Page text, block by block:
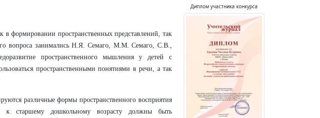
формировании пространственных представлений, так
вопроса занимались Н.Я. Семаго, М.М. Семаго, С.В.,
пространственного мышления у детей с
пространственными понятиями в речи, а так
различные формы пространственного восприятия
старшему дошкольному возрасту должны быть
Диплом участника конкурса